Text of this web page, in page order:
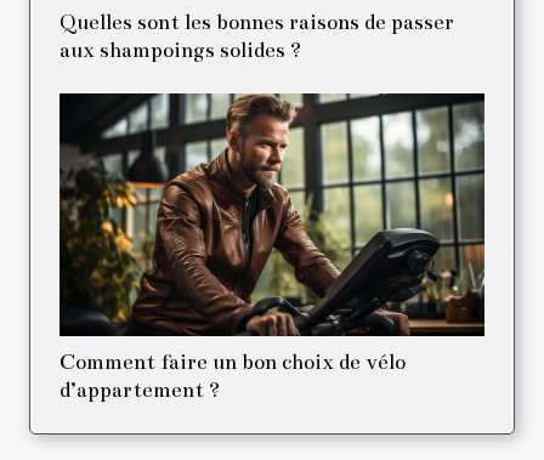
Quelles sont les bonnes raisons de passer
aux shampoings solides ?
Comment faire un bon choix de vélo
d’appartement ?